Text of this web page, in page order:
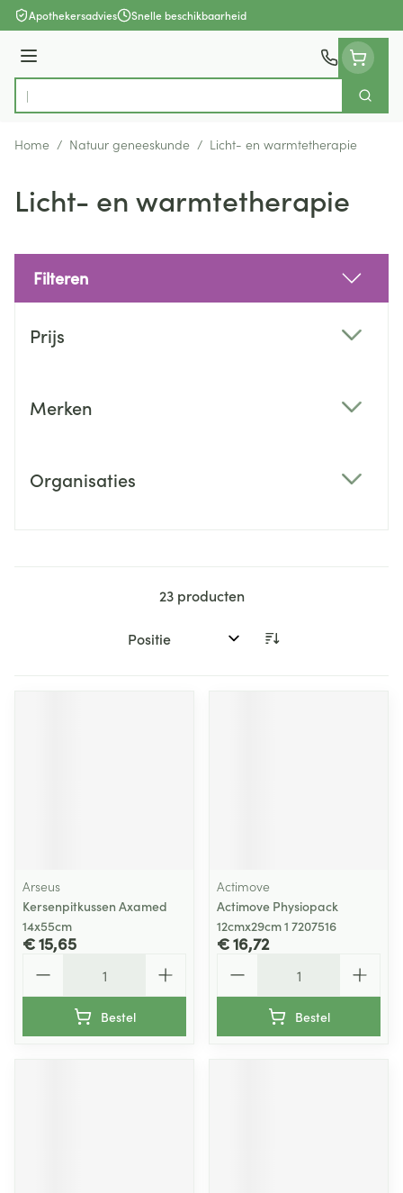
Ga naar de inhoud
Apothekersadvies Snelle beschikbaarheid
Menu
Product, merk, categorie...
Zoek
Home / Natuur geneeskunde / Licht- en warmtetherapie
Licht- en warmtetherapie
Filteren
Prijs
Merken
Organisaties
23producten
Sorteer op:
Arseus
Kersenpitkussen Axamed
14x55cm
€ 15,65
Bestel
Actimove
Actimove Physiopack
12cmx29cm 1 7207516
€ 16,72
Bestel